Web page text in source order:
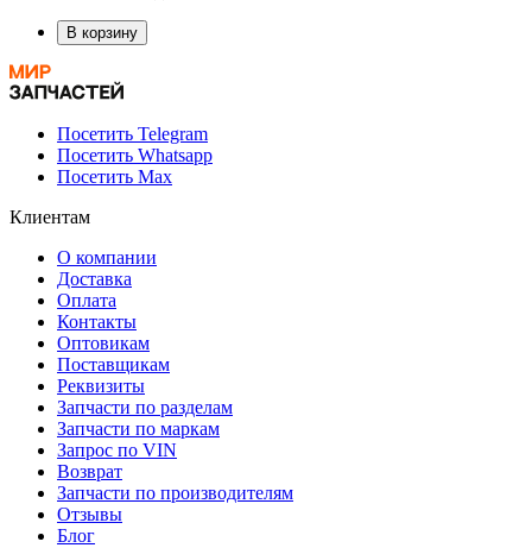
В корзину
Посетить Telegram
Посетить Whatsapp
Посетить Max
Клиентам
О компании
Доставка
Оплата
Контакты
Оптовикам
Поставщикам
Реквизиты
Запчасти по разделам
Запчасти по маркам
Запрос по VIN
Возврат
Запчасти по производителям
Отзывы
Блог